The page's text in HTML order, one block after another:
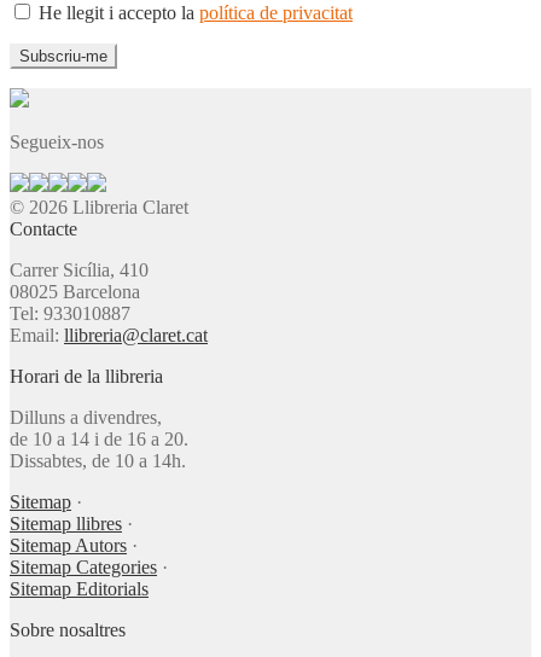
He llegit i accepto la política de privacitat
Segueix-nos
© 2026 Llibreria Claret
Contacte
Carrer Sicília, 410
08025 Barcelona
Tel: 933010887
Email: llibreria@claret.cat
Horari de la llibreria
Dilluns a divendres,
de 10 a 14 i de 16 a 20.
Dissabtes, de 10 a 14h.
Sitemap ·
Sitemap llibres ·
Sitemap Autors ·
Sitemap Categories ·
Sitemap Editorials
Sobre nosaltres